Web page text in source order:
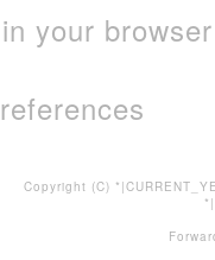
your browser
Copyright (C)